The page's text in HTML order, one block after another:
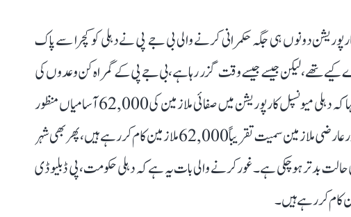
دونوں ہی جگہ حکمرانی کرنے والی بی جے پی نے دہلی کو کچرا سے پاک
تھے، لیکن جیسے جیسے وقت گزر رہا ہے، بی جے پی کے گمراہ کن وعدوں کی
حقیقت سامنے آتی جا رہی ہے۔ انہوں نے مزید کہا کہ دہلی میونسپل کارپوریشن میں صفائی ملازمین کی 62,000 آسامیاں منظور
شدہ ہونے کے باوجود یہاں مستقل، کانٹریکچوئل اور عارضی ملازمین سمیت تقریباً 62,000 ملازمین کام کر رہے ہیں، پھر بھی شہر
بدتر ہو چکی ہے۔ غور کرنے والی بات یہ ہے کہ دہلی حکومت، پی ڈبلیو ڈی